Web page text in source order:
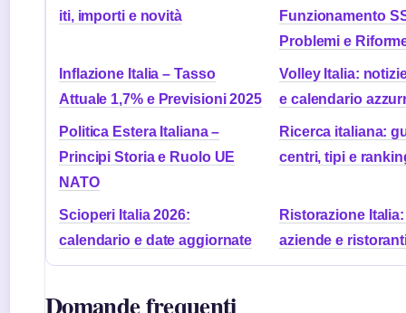
iti, importi e novità
Funzionamento
Problemi e
Inflazione Italia – Tasso
Attuale 1,7% e Previsioni 2025
Volley Italia:
e calendario
Politica Estera Italiana –
Principi Storia e Ruolo UE
NATO
Ricerca italiana:
centri, tipi e
Scioperi Italia 2026:
calendario e date aggiornate
Ristorazione
aziende e
Domande frequenti